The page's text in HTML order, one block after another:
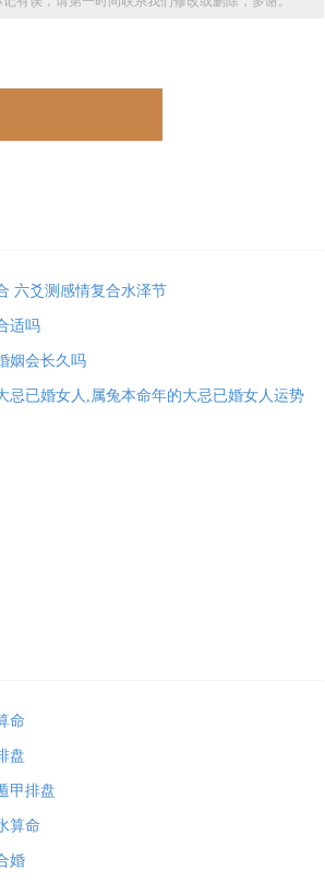
六爻测感情复合水泽节
适吗
姻会长久吗
忌已婚女人,属兔本命年的大忌已婚女人运势
命
盘
甲排盘
算命
婚